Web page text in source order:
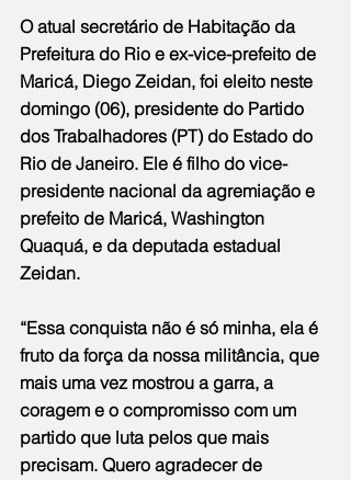
O atual secretário de Habitação da
Prefeitura do Rio e ex-vice-prefeito de
Maricá, Diego Zeidan, foi eleito neste
domingo (06), presidente do Partido
dos Trabalhadores (PT) do Estado do
Rio de Janeiro. Ele é filho do vice-
presidente nacional da agremiação e
prefeito de Maricá, Washington
Quaquá, e da deputada estadual
Zeidan.
“Essa conquista não é só minha, ela é
fruto da força da nossa militância, que
mais uma vez mostrou a garra, a
coragem e o compromisso com um
partido que luta pelos que mais
precisam. Quero agradecer de